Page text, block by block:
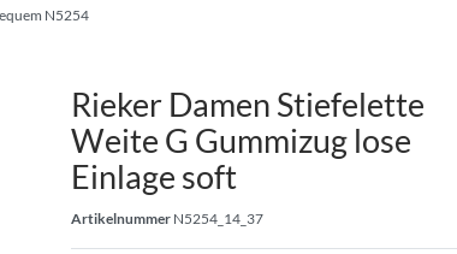
N5254
Rieker Damen Stiefelette
Weite G Gummizug lose
Einlage soft
Artikelnummer N5254_14_37